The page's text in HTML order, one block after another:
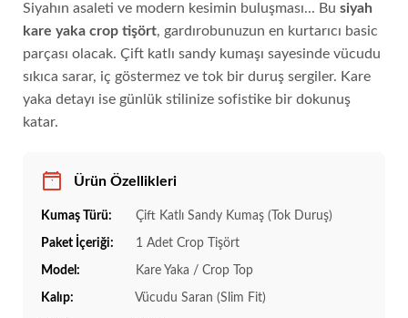
Siyahın asaleti ve modern kesimin buluşması... Bu siyah
kare yaka crop tişört, gardırobunuzun en kurtarıcı basic
parçası olacak. Çift katlı sandy kumaşı sayesinde vücudu
sıkıca sarar, iç göstermez ve tok bir duruş sergiler. Kare
yaka detayı ise günlük stilinize sofistike bir dokunuş
katar.
Ürün Özellikleri
Kumaş Türü: Çift Katlı Sandy Kumaş (Tok Duruş)
Paket İçeriği: 1 Adet Crop Tişört
Model: Kare Yaka / Crop Top
Kalıp: Vücudu Saran (Slim Fit)